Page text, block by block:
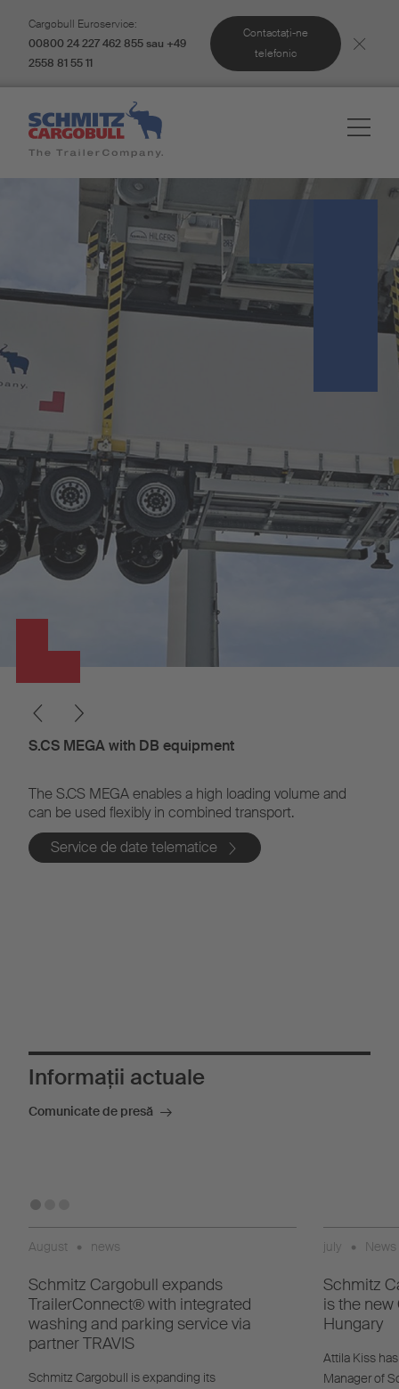
Cargobull Euroservice:
00800 24 227 462 855 sau +49
2558 81 55 11
Contactaţi-ne
telefonic
100% SMART
Sistemul telematic TrailerConnect® CTU este standard
la semiremorca cu prelată tip perdea S.CS SMART.
Informații actuale
Comunicate de presă
August • news
Schmitz Cargobull expands
TrailerConnect® with integrated
washing and parking service via
partner TRAVIS
Schmitz Cargobull is expanding its
july • News
Schmitz
is the
Hungary
Attila Kiss
Manager of